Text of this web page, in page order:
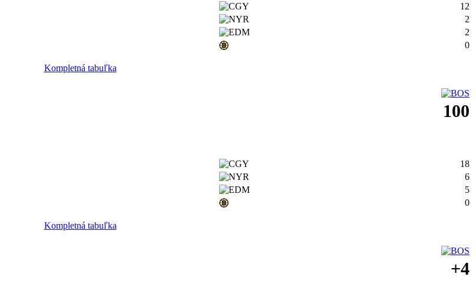
12
2
2
0
Kompletná tabuľka
100
18
6
5
0
Kompletná tabuľka
+4